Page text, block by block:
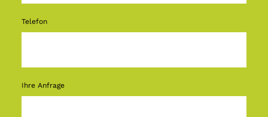
Telefon
Ihre Anfrage